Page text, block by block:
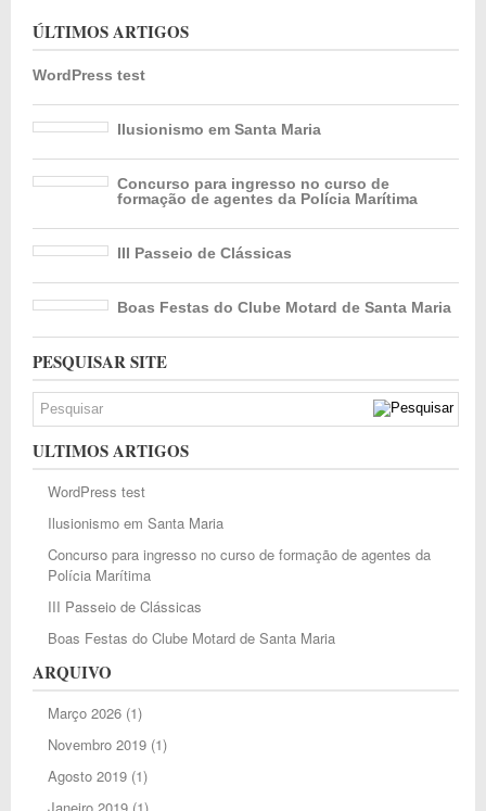
ÚLTIMOS ARTIGOS
WordPress test
Ilusionismo em Santa Maria
Concurso para ingresso no curso de
formação de agentes da Polícia Marítima
III Passeio de Clássicas
Boas Festas do Clube Motard de Santa Maria
PESQUISAR SITE
ULTIMOS ARTIGOS
WordPress test
Ilusionismo em Santa Maria
Concurso para ingresso no curso de formação de agentes da
Polícia Marítima
III Passeio de Clássicas
Boas Festas do Clube Motard de Santa Maria
ARQUIVO
Março 2026(1)
Novembro 2019(1)
Agosto 2019(1)